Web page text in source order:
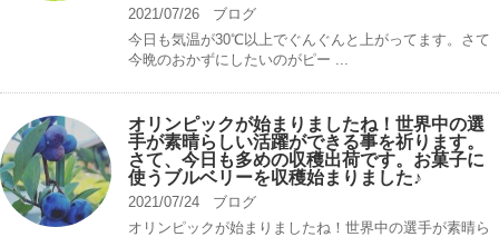
2021/07/26
ブログ
今日も気温が30℃以上でぐんぐんと上がってます。さて
今晩のおかずにしたいのがピー ...
オリンピックが始まりましたね！世界中の選
手が素晴らしい活躍ができる事を祈ります。
さて、今日も多めの収穫出荷です。お菓子に
使うブルベリーを収穫始まりました♪
2021/07/24
ブログ
オリンピックが始まりましたね！世界中の選手が素晴ら